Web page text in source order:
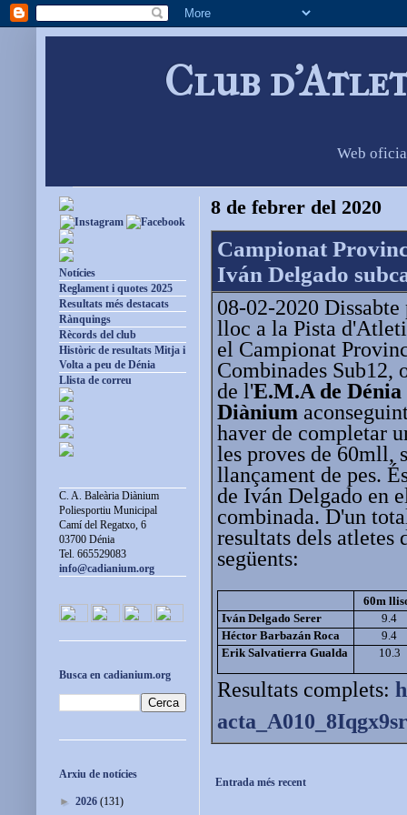
Club
Web
8 de febrer del 2020
Campionat
Iván Delgado
08-02-2020
lloc a la Pista
el Campionat
Combinades Sub12,
de l'E.M.A de
Diànium
haver de completar
les proves de 60mll,
llançament de pes.
de Iván Delgado en
combinada. D'un
resultats dels atletes
següents:
60m
Iván Delgado Serer
9.4
Héctor Barbazán Roca
9.4
Erik Salvatierra Gualda
10.3
Resultats complets:
Entrada més recent
Notícies
Reglament i quotes 2025
Resultats més destacats
Rànquings
Rècords del club
Històric de resultats Mitja i
Volta a peu de Dénia
Llista de correu
C. A. Baleària Diànium
Poliesportiu Municipal
Camí del Regatxo, 6
03700 Dénia
Tel. 665529083
info@cadianium.org
Busca en cadianium.org
Arxiu de notícies
► 2026 (131)